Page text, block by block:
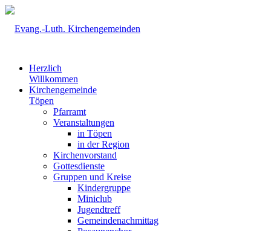
Herzlich
Willkommen
Kirchengemeinde
Töpen
Pfarramt
Veranstaltungen
in Töpen
in der Region
Kirchenvorstand
Gottesdienste
Gruppen und Kreise
Kindergruppe
Miniclub
Jugendtreff
Gemeindenachmittag